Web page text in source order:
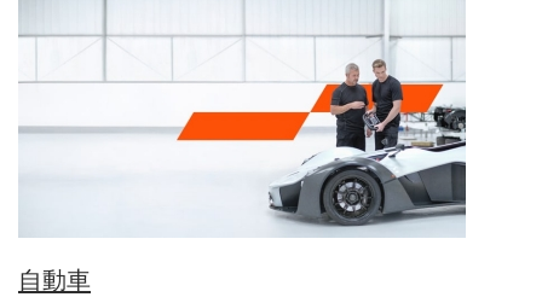
自動車